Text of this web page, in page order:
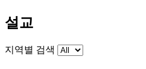
설교
지역별 검색